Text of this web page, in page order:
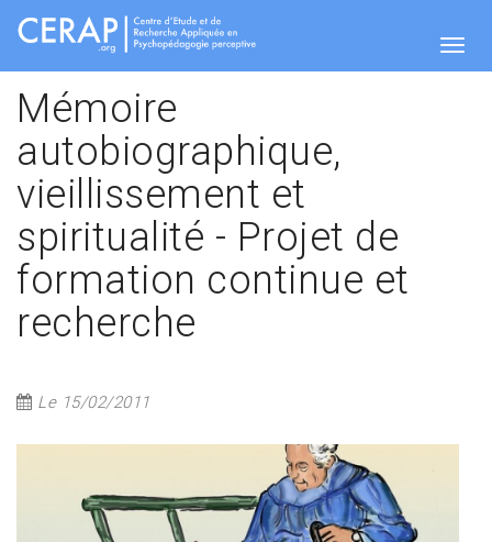
Aller
contenu
principal
Mémoire
autobiographique,
vieillissement et
spiritualité - Projet de
formation continue et
recherche
Le 15/02/2011